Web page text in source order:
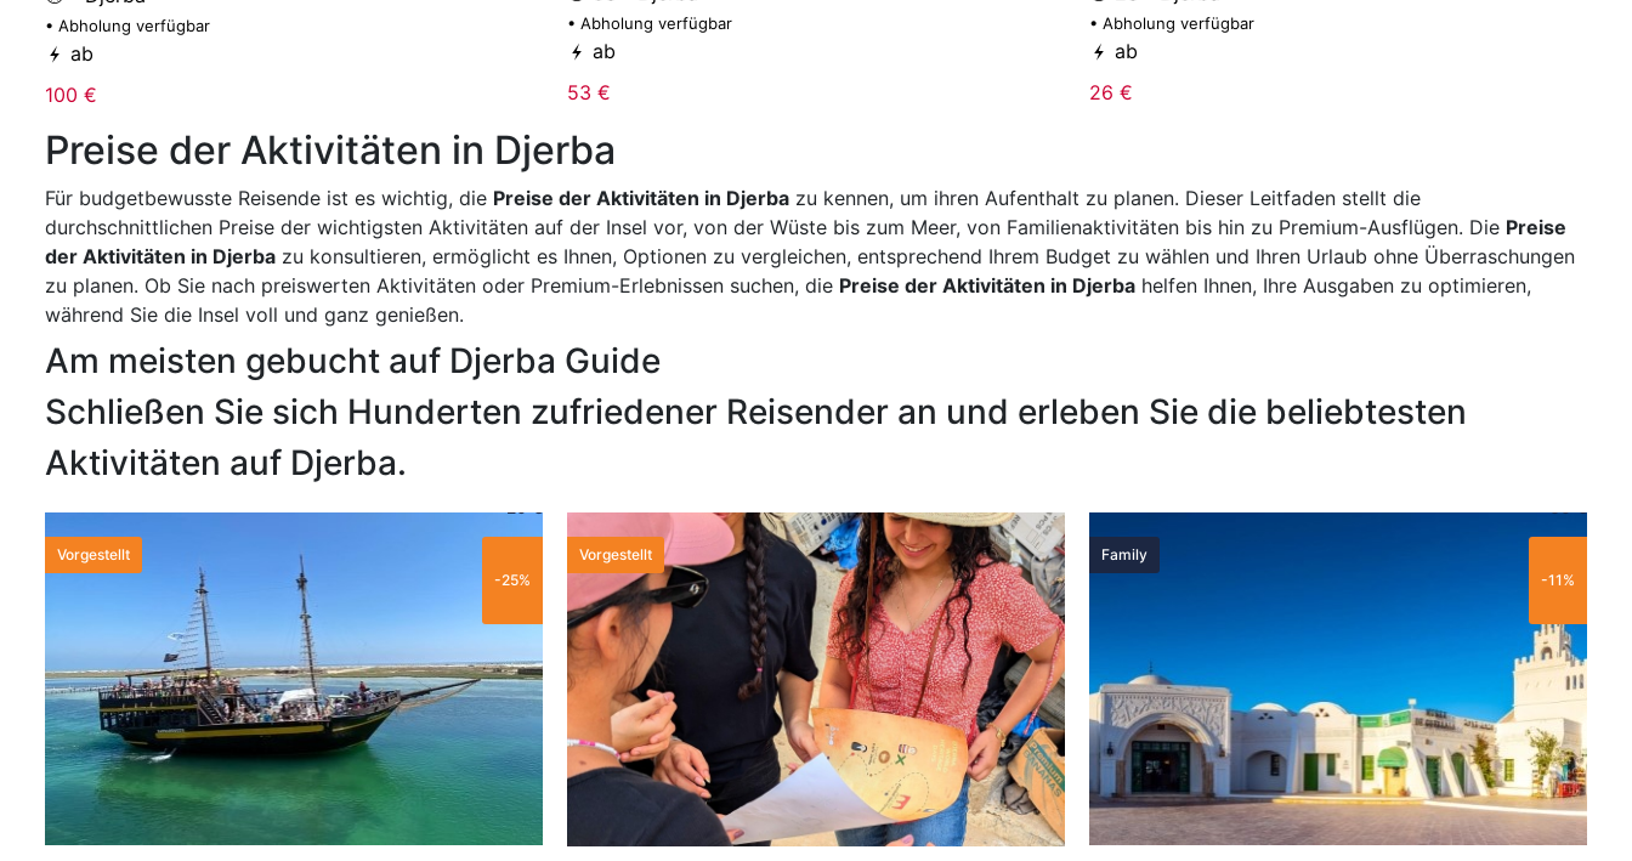
• Abholung verfügbar
ab
100 €
• Abholung verfügbar
ab
53 €
• Abholung verfügbar
ab
26 €
Preise der Aktivitäten in Djerba
Für budgetbewusste Reisende ist es wichtig, die Preise der Aktivitäten in Djerba zu kennen, um ihren Aufenthalt zu planen. Dieser Leitfaden stellt die
durchschnittlichen Preise der wichtigsten Aktivitäten auf der Insel vor, von der Wüste bis zum Meer, von Familienaktivitäten bis hin zu Premium-Ausflügen. Die Preise
der Aktivitäten in Djerba zu konsultieren, ermöglicht es Ihnen, Optionen zu vergleichen, entsprechend Ihrem Budget zu wählen und Ihren Urlaub ohne Überraschungen
zu planen. Ob Sie nach preiswerten Aktivitäten oder Premium-Erlebnissen suchen, die Preise der Aktivitäten in Djerba helfen Ihnen, Ihre Ausgaben zu optimieren,
während Sie die Insel voll und ganz genießen.
Am meisten gebucht auf Djerba Guide
Schließen Sie sich Hunderten zufriedener Reisender an und erleben Sie die beliebtesten
Aktivitäten auf Djerba.
Vorgestellt
-25%
Vorgestellt
Family
-11%